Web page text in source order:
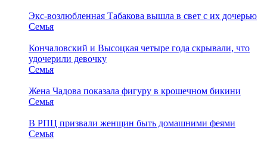
Экс-возлюбленная Табакова вышла в свет с их дочерью
Семья
Кончаловский и Высоцкая четыре года скрывали, что
удочерили девочку
Семья
Жена Чадова показала фигуру в крошечном бикини
Семья
В РПЦ призвали женщин быть домашними феями
Семья